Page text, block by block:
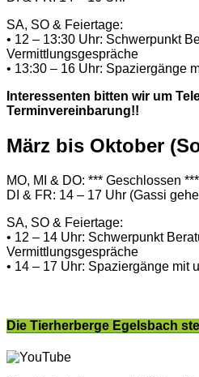
SA, SO & Feiertage:
• 12 – 13:30 Uhr: Schwerpunkt
Vermittlungsgespräche
• 13:30 – 16 Uhr: Spaziergänge
Interessenten bitten wir um
Terminvereinbarung!!
März bis Oktober
MO, MI & DO: *** Geschlossen ***
DI & FR: 14 – 17 Uhr (Gassi
SA, SO & Feiertage:
• 12 – 14 Uhr: Schwerpunkt
Vermittlungsgespräche
• 14 – 17 Uhr: Spaziergänge mit
Die Tierherberge Egelsbach